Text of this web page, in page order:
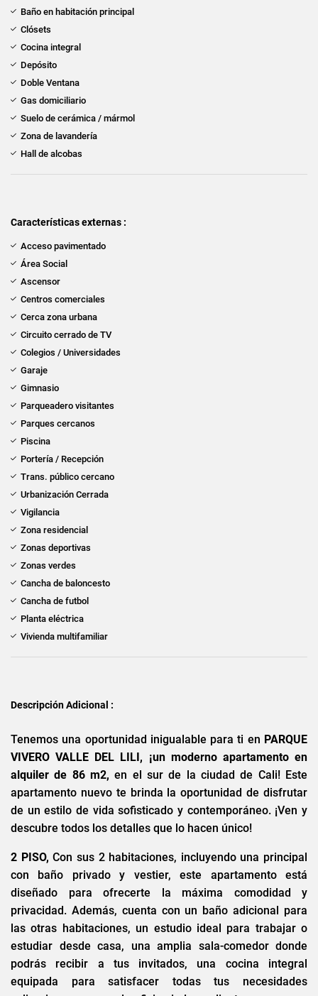
Baño en habitación principal
Clósets
Cocina integral
Depósito
Doble Ventana
Gas domiciliario
Suelo de cerámica / mármol
Zona de lavandería
Hall de alcobas
Características externas :
Acceso pavimentado
Área Social
Ascensor
Centros comerciales
Cerca zona urbana
Circuito cerrado de TV
Colegios / Universidades
Garaje
Gimnasio
Parqueadero visitantes
Parques cercanos
Piscina
Portería / Recepción
Trans. público cercano
Urbanización Cerrada
Vigilancia
Zona residencial
Zonas deportivas
Zonas verdes
Cancha de baloncesto
Cancha de futbol
Planta eléctrica
Vivienda multifamiliar
Descripción Adicional :
Tenemos una oportunidad inigualable para ti en PARQUE
VIVERO VALLE DEL LILI, ¡un moderno apartamento en
alquiler de 86 m2,en el sur de la ciudad de Cali! Este
apartamento nuevo te brinda la oportunidad de disfrutar
de un estilo de vida sofisticado y contemporáneo. ¡Ven y
descubre todos los detalles que lo hacen único!
2 PISO, Con sus 2 habitaciones, incluyendo una principal
con baño privado y vestier, este apartamento está
diseñado para ofrecerte la máxima comodidad y
privacidad. Además, cuenta con un baño adicional para
las otras habitaciones, un estudio ideal para trabajar o
estudiar desde casa, una amplia sala-comedor donde
podrás recibir a tus invitados, una cocina integral
equipada para satisfacer todas tus necesidades